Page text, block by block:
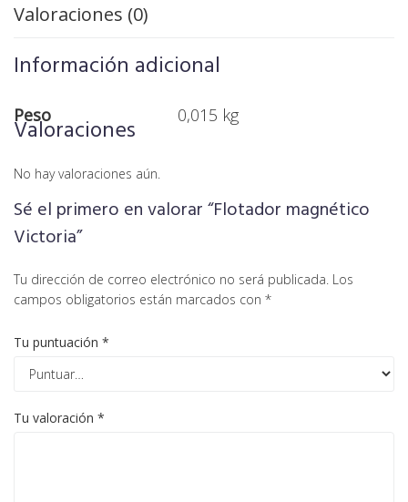
Valoraciones (0)
Información adicional
Peso 0,015 kg
Valoraciones
No hay valoraciones aún.
Sé el primero en valorar “Flotador magnético
Victoria”
Tu dirección de correo electrónico no será publicada. Los
campos obligatorios están marcados con *
Tu puntuación *
Tu valoración *